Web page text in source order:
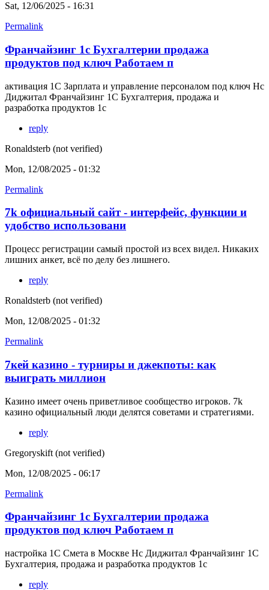
Sat, 12/06/2025 - 16:31
Permalink
Франчайзинг 1с Бухгалтерии продажа
продуктов под ключ Работаем п
активация 1С Зарплата и управление персоналом под ключ Нс
Диджитал Франчайзинг 1С Бухгалтерия, продажа и
разработка продуктов 1с
reply
Ronaldsterb (not verified)
Mon, 12/08/2025 - 01:32
Permalink
7k официальный сайт - интерфейс, функции и
удобство использовани
Процесс регистрации самый простой из всех видел. Никаких
лишних анкет, всё по делу без лишнего.
reply
Ronaldsterb (not verified)
Mon, 12/08/2025 - 01:32
Permalink
7кей казино - турниры и джекпоты: как
выиграть миллион
Казино имеет очень приветливое сообщество игроков. 7k
казино официальный люди делятся советами и стратегиями.
reply
Gregoryskift (not verified)
Mon, 12/08/2025 - 06:17
Permalink
Франчайзинг 1с Бухгалтерии продажа
продуктов под ключ Работаем п
настройка 1С Смета в Москве Нс Диджитал Франчайзинг 1С
Бухгалтерия, продажа и разработка продуктов 1с
reply